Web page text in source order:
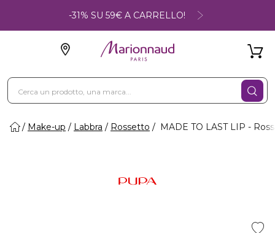
-31% SU 59€ A CARRELLO!
Make-up Labbra Rossetto MADE TO LAST LIP -